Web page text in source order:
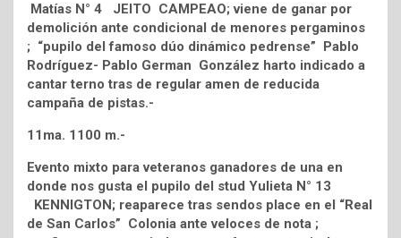
Matías N° 4 JEITO CAMPEAO; viene de ganar por
demolición ante condicional de menores pergaminos
; “pupilo del famoso dúo dinámico pedrense” Pablo
Rodríguez- Pablo German González harto indicado a
cantar terno tras de regular amen de reducida
campaña de pistas.-
11ma. 1100 m.-
Evento mixto para veteranos ganadores de una en
donde nos gusta el pupilo del stud Yulieta N° 13
KENNIGTON; reaparece tras sendos place en el “Real
de San Carlos” Colonia ante veloces de nota ;